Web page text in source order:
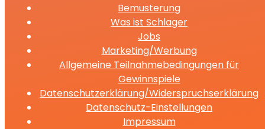
Bemusterung
Was ist Schlager
Jobs
Marketing/Werbung
Allgemeine Teilnahmebedingungen für
Gewinnspiele
Datenschutzerklärung/Widerspruchserklärung
Datenschutz-Einstellungen
Impressum